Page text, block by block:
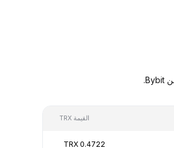
القيمة TRX
0.4722 TRX